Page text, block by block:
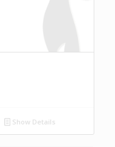
Show Details